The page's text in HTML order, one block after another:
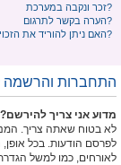
זכר ונקבה במערכת?
הערה בקשר לתרגום?
האם ניתן להוריד את הזכויות הנמצאות למטה?
התחברות והרשמה
מדוע אני צריך להירשם?
לא בטוח שאתה צריך.
לפרסם הודעות. בכל
לאורחים, כמו למשל